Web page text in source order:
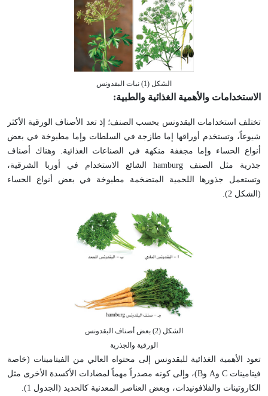
الشكل (1) نبات البقدونس
الاستخدامات والأهمية الغذائية والطبية:
تختلف استخدامات البقدونس بحسب الصنف؛ إذ تعد الأصناف الورقية الأكثر
شيوعاً، وتستخدم أوراقها إما طازجة في السلطات وإما مطبوخة في بعض
أنواع الحساء وإما مجففة منكهة في الصناعات الغذائية. وهناك أصناف
جذرية مثل الصنف hamburg الشائع الاستخدام في أوربا الشرقية،
وتستعمل جذورها اللحمية المتضخمة مطبوخة في بعض أنواع الحساء
(الشكل 2).
الشكل (2) بعض أصناف البقدونس
الورقية والجذرية
تعود الأهمية الغذائية للبقدونس إلى محتواه العالي من الفيتامينات (خاصة
فيتامينات C وA وB)، وإلى كونه مصدراً مهماً لمضادات الأكسدة الأخرى مثل
الكاروتينات والفلافونيدات، وبعض العناصر المعدنية كالحديد (الجدول 1).